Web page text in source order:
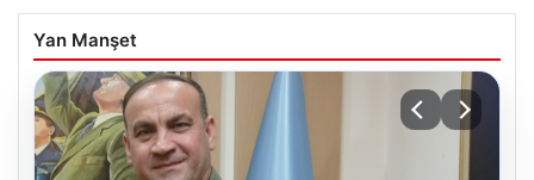
Yan Manşet